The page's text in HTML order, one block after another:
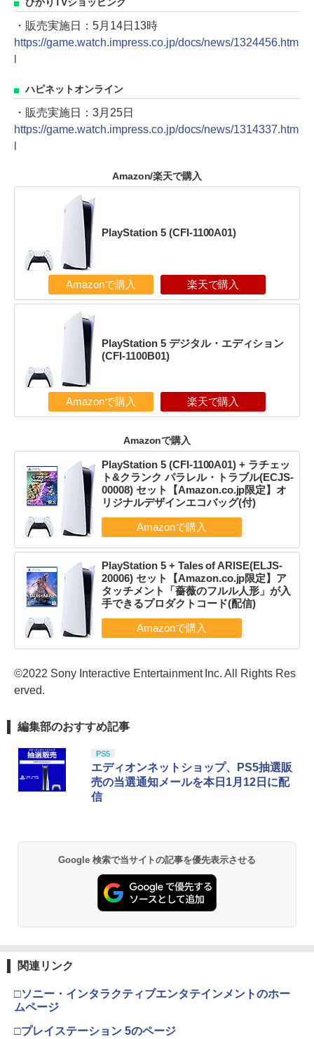
ひかりTVショッピング
・販売実施日：5月14日13時
https://game.watch.impress.co.jp/docs/news/1324456.htm
ハピネットオンライン
・販売実施日：3月25日
https://game.watch.impress.co.jp/docs/news/1314337.htm
Amazon/楽天で購入
PlayStation 5 (CFI-1100A01)
Amazonで購入 楽天で購入
PlayStation 5 デジタル・エディション
(CFI-1100B01)
Amazonで購入 楽天で購入
Amazonで購入
PlayStation 5 (CFI-1100A01) + ラチェッ
ト&クランク パラレル・トラブル(ECJS-
00008) セット【Amazon.co.jp限定】オ
リジナルデザインエコバッグ(付)
PlayStation 5 + Tales of ARISE(ELJS-
20006) セット【Amazon.co.jp限定】ア
タッチメント「薔薇のフルル人形」が入
手できるプロダクトコード(配信)
©2022 Sony Interactive Entertainment Inc. All Rights Res
erved.
編集部のおすすめ記事
PS5
エディオンネットショップ、PS5抽選販
売の当選通知メールを本日1月12日に配
信
Google 検索で当サイトの記事を優先表示させる
関連リンク
□ソニー・インタラクティブエンタテインメントのホー
ムページ
□プレイステーション 5のページ